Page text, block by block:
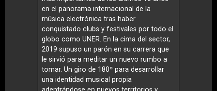
en el panorama internacional de la
música electrónica tras haber
conquistado clubs y festivales por todo el
globo como UNER. En la cima del sector,
2019 supuso un parón en su carrera que
le sirvió para meditar un nuevo rumbo a
tomar. Un giro de 180º para desarrollar
una identidad musical propia